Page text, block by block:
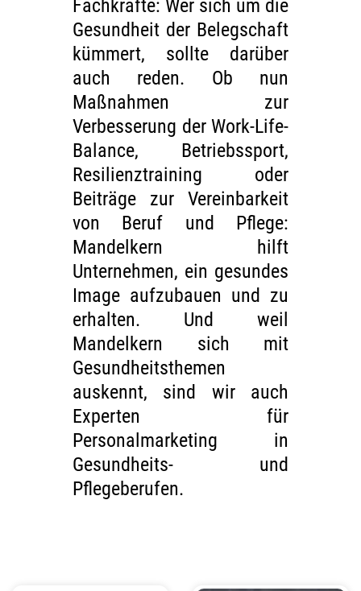
Fachkräfte: Wer sich um die
Gesundheit der Belegschaft
kümmert, sollte darüber
auch reden. Ob nun
Maßnahmen zur
Verbesserung der Work-Life-
Balance, Betriebssport,
Resilienztraining oder
Beiträge zur Vereinbarkeit
von Beruf und Pflege:
Mandelkern hilft
Unternehmen, ein gesundes
Image aufzubauen und zu
erhalten. Und weil
Mandelkern sich mit
Gesundheitsthemen
auskennt, sind wir auch
Experten für
Personalmarketing in
Gesundheits- und
Pflegeberufen.